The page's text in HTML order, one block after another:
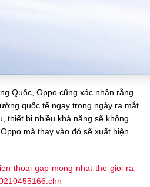
Quốc, Oppo cũng xác nhận rằng
quốc tế ngay trong ngày ra mắt.
thiết bị nhiều khả năng sẽ không
mà thay vào đó sẽ xuất hiện
thoai-gap-mong-nhat-the-gioi-ra-